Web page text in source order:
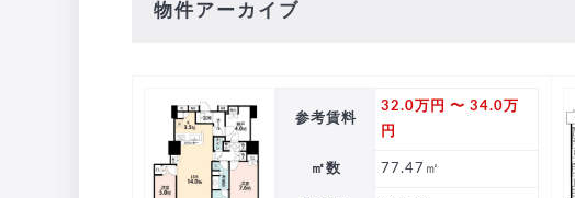
物件アーカイブ
参考賃料
32.0万円 〜 34.0万
円
㎡数 77.47㎡